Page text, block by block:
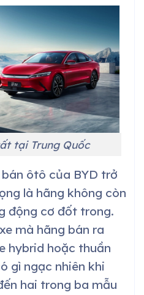
tại Trung Quốc
ôtô của BYD trở
là hãng không còn
động cơ đốt trong.
mà hãng bán ra
hybrid hoặc thuần
gì ngạc nhiên khi
hai trong ba mẫu